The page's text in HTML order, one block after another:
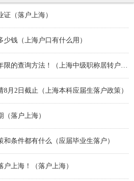
证（落户上海）
钱（上海户口有什么用）
月2日截止（上海本科应届生落户政策）
（落户上海）
条件都有什么（应届毕业生落户）
上海！（落户上海）